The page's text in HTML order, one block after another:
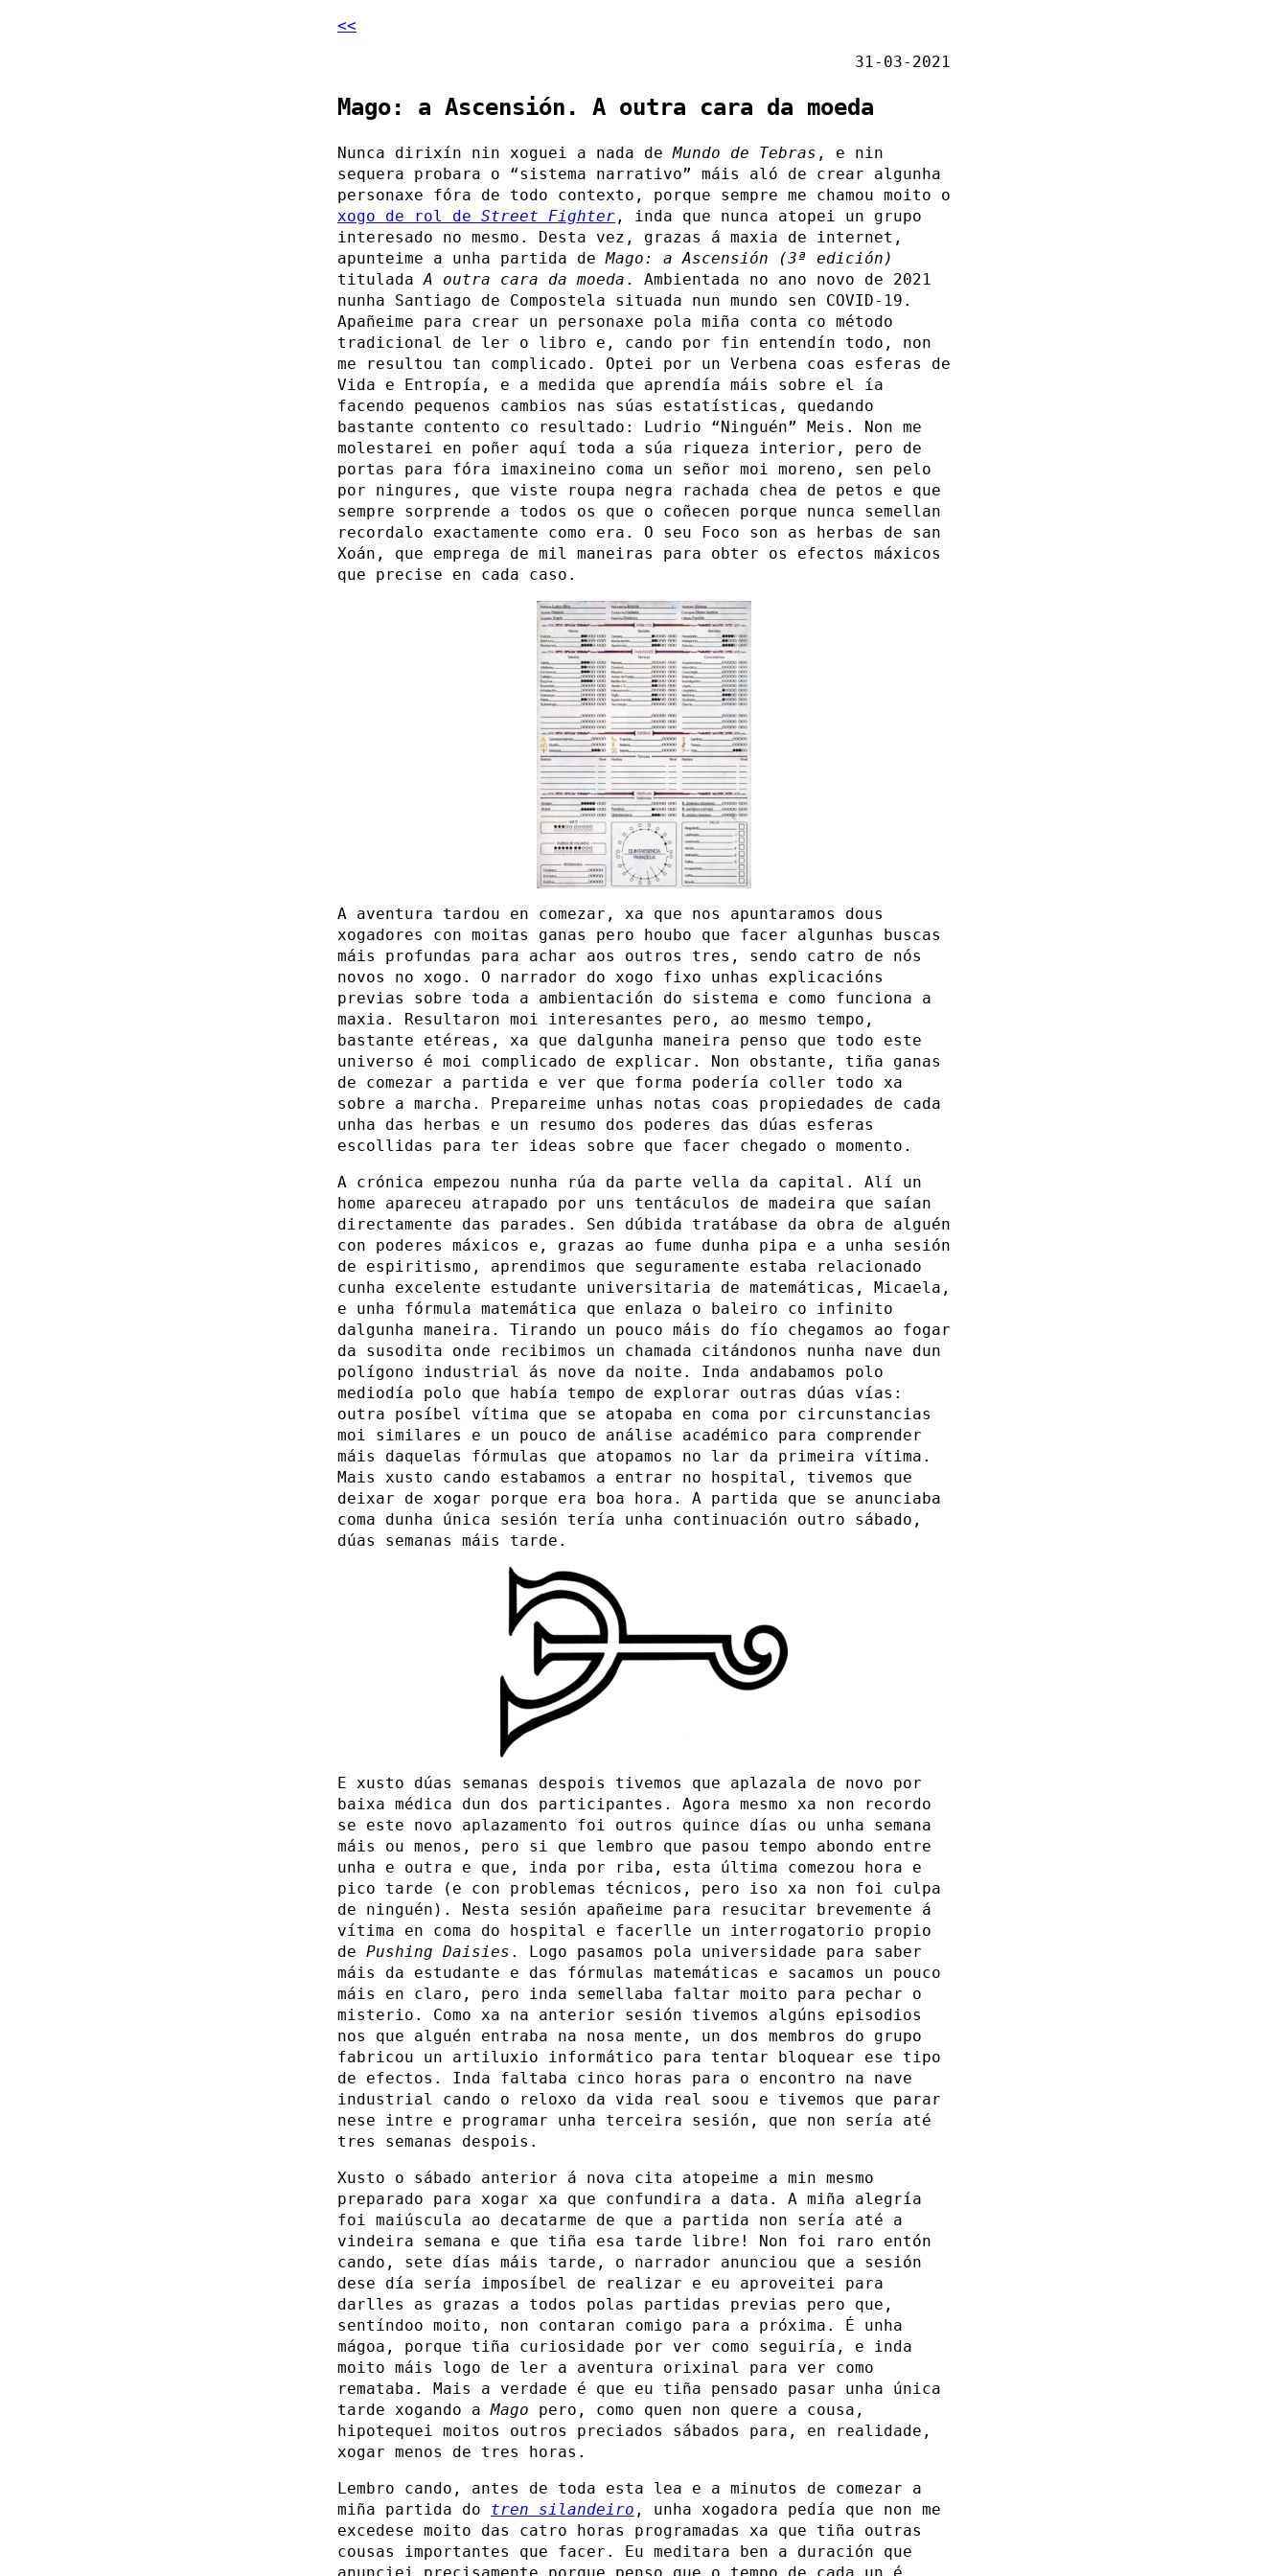
<<
31-03-2021
Mago: a Ascensión. A outra cara da moeda
Nunca dirixín nin xoguei a nada deMundo de Tebras , e nin
sequera probara o “sistema narrativo” máis aló de crear algunha
personaxe fóra de todo contexto, porque sempre me chamou moito o
xogo de rol de Street Fighter , inda que nunca atopei un grupo
interesado no mesmo. Desta vez, grazas á maxia de internet,
apunteime a unha partida deMago: a Ascensión (3ª edición)
tituladaA outra cara da moeda . Ambientada no ano novo de 2021
nunha Santiago de Compostela situada nun mundo sen COVID-19.
Apañeime para crear un personaxe pola miña conta co método
tradicional de ler o libro e, cando por fin entendín todo, non
me resultou tan complicado. Optei por un Verbena coas esferas de
Vida e Entropía, e a medida que aprendía máis sobre el ía
facendo pequenos cambios nas súas estatísticas, quedando
bastante contento co resultado: Ludrio “Ninguén” Meis. Non me
molestarei en poñer aquí toda a súa riqueza interior, pero de
portas para fóra imaxineino coma un señor moi moreno, sen pelo
por ningures, que viste roupa negra rachada chea de petos e que
sempre sorprende a todos os que o coñecen porque nunca semellan
recordalo exactamente como era. O seu Foco son as herbas de san
Xoán, que emprega de mil maneiras para obter os efectos máxicos
que precise en cada caso.
A aventura tardou en comezar, xa que nos apuntaramos dous
xogadores con moitas ganas pero houbo que facer algunhas buscas
máis profundas para achar aos outros tres, sendo catro de nós
novos no xogo. O narrador do xogo fixo unhas explicacións
previas sobre toda a ambientación do sistema e como funciona a
maxia. Resultaron moi interesantes pero, ao mesmo tempo,
bastante etéreas, xa que dalgunha maneira penso que todo este
universo é moi complicado de explicar. Non obstante, tiña ganas
de comezar a partida e ver que forma podería coller todo xa
sobre a marcha. Prepareime unhas notas coas propiedades de cada
unha das herbas e un resumo dos poderes das dúas esferas
escollidas para ter ideas sobre que facer chegado o momento.
A crónica empezou nunha rúa da parte vella da capital. Alí un
home apareceu atrapado por uns tentáculos de madeira que saían
directamente das parades. Sen dúbida tratábase da obra de alguén
con poderes máxicos e, grazas ao fume dunha pipa e a unha sesión
de espiritismo, aprendimos que seguramente estaba relacionado
cunha excelente estudante universitaria de matemáticas, Micaela,
e unha fórmula matemática que enlaza o baleiro co infinito
dalgunha maneira. Tirando un pouco máis do fío chegamos ao fogar
da susodita onde recibimos un chamada citándonos nunha nave dun
polígono industrial ás nove da noite. Inda andabamos polo
mediodía polo que había tempo de explorar outras dúas vías:
outra posíbel vítima que se atopaba en coma por circunstancias
moi similares e un pouco de análise académico para comprender
máis daquelas fórmulas que atopamos no lar da primeira vítima.
Mais xusto cando estabamos a entrar no hospital, tivemos que
deixar de xogar porque era boa hora. A partida que se anunciaba
coma dunha única sesión tería unha continuación outro sábado,
dúas semanas máis tarde.
E xusto dúas semanas despois tivemos que aplazala de novo por
baixa médica dun dos participantes. Agora mesmo xa non recordo
se este novo aplazamento foi outros quince días ou unha semana
máis ou menos, pero si que lembro que pasou tempo abondo entre
unha e outra e que, inda por riba, esta última comezou hora e
pico tarde (e con problemas técnicos, pero iso xa non foi culpa
de ninguén). Nesta sesión apañeime para resucitar brevemente á
vítima en coma do hospital e facerlle un interrogatorio propio
de Pushing Daisies . Logo pasamos pola universidade para saber
máis da estudante e das fórmulas matemáticas e sacamos un pouco
máis en claro, pero inda semellaba faltar moito para pechar o
misterio. Como xa na anterior sesión tivemos algúns episodios
nos que alguén entraba na nosa mente, un dos membros do grupo
fabricou un artiluxio informático para tentar bloquear ese tipo
de efectos. Inda faltaba cinco horas para o encontro na nave
industrial cando o reloxo da vida real soou e tivemos que parar
nese intre e programar unha terceira sesión, que non sería até
tres semanas despois.
Xusto o sábado anterior á nova cita atopeime a min mesmo
preparado para xogar xa que confundira a data. A miña alegría
foi maiúscula ao decatarme de que a partida non sería até a
vindeira semana e que tiña esa tarde libre! Non foi raro entón
cando, sete días máis tarde, o narrador anunciou que a sesión
dese día sería imposíbel de realizar e eu aproveitei para
darlles as grazas a todos polas partidas previas pero que,
sentíndoo moito, non contaran comigo para a próxima. É unha
mágoa, porque tiña curiosidade por ver como seguiría, e inda
moito máis logo de ler a aventura orixinal para ver como
remataba. Mais a verdade é que eu tiña pensado pasar unha única
tarde xogando aMago pero, como quen non quere a cousa,
hipotequei moitos outros preciados sábados para, en realidade,
xogar menos de tres horas.
Lembro cando, antes de toda esta lea e a minutos de comezar a
miña partida do tren silandeiro , unha xogadora pedía que non me
excedese moito das catro horas programadas xa que tiña outras
cousas importantes que facer. Eu meditara ben a duración que